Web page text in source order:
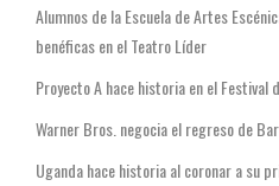
Alumnos de la Escuela de Artes
benéficas en el Teatro Líder
Proyecto A hace historia en el Festival
Warner Bros. negocia el regreso de
Uganda hace historia al coronar a su